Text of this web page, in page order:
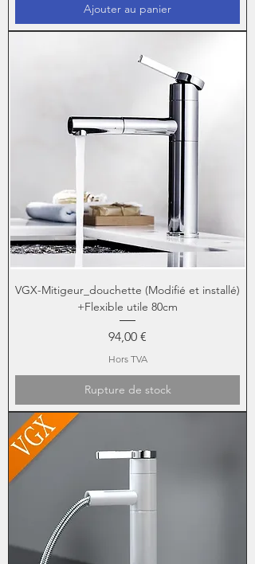
Ajouter au panier
VGX-Mitigeur_douchette (Modifié et installé)
+Flexible utile 80cm
Prix
94,00 €
Hors TVA
Rupture de stock